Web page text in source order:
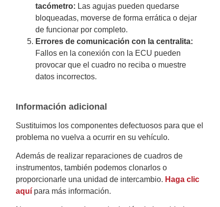
tacómetro: Las agujas pueden quedarse
bloqueadas, moverse de forma errática o dejar
de funcionar por completo.
Errores de comunicación con la centralita:
Fallos en la conexión con la ECU pueden
provocar que el cuadro no reciba o muestre
datos incorrectos.
Información adicional
Sustituimos los componentes defectuosos para que el
problema no vuelva a ocurrir en su vehículo.
Además de realizar reparaciones de cuadros de
instrumentos, también podemos clonarlos o
proporcionarle una unidad de intercambio. Haga clic
aquí para más información.